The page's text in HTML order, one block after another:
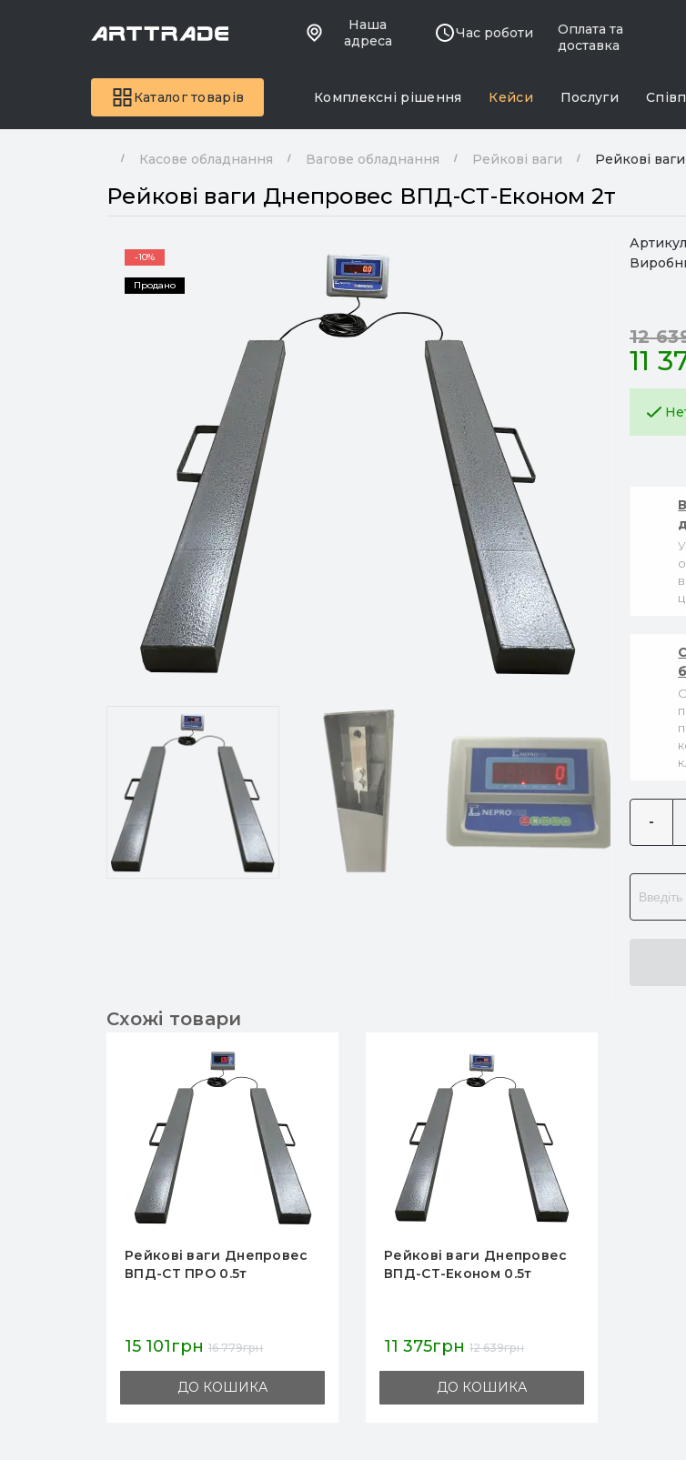
Наша
адреса
Час роботи
Оплата та
доставка
Каталог товарів Комплексні рішення Кейси Послуги
Касове обладнання Вагове обладнання Рейкові ваги Рейкові
Рейкові ваги Днепровес ВПД-СТ-Економ 2т
-10%
Продано
11
12
-
Схожі товари
Рейкові ваги Днепровес
ВПД-СТ ПРО 0.5т
15 101грн 16 779грн
ДО КОШИКА
Рейкові ваги Днепровес
ВПД-СТ-Економ 0.5т
11 375грн 12 639грн
ДО КОШИКА